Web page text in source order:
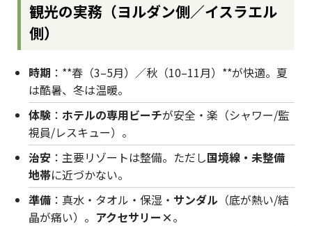
観光の実務（ヨルダン側／イスラエル
側）
時期 ：**春（3–5月）／秋（10–11月）**が快適。夏
は酷暑、冬は温暖。
体験 ： ホテルの専用ビーチが安全・楽（シャワー/監
視員/レスキュー）。
治安 ：主要リゾートは整備。ただし国境線・未整備
地帯に近づかない。
準備 ：真水・タオル・保湿・ サンダル （底が熱い/結
晶が痛い）。 アクセサリー×。